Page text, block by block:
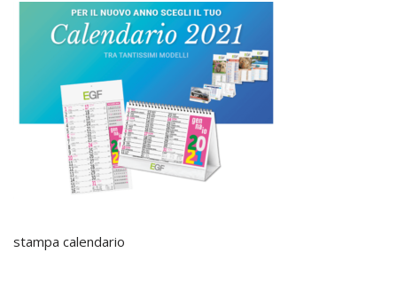
stampa calendario